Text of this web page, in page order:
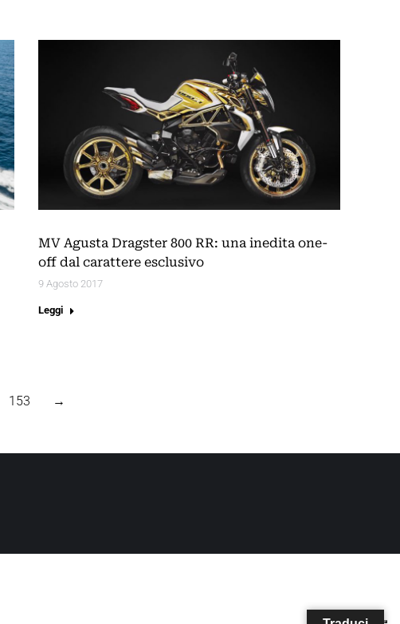
MV Agusta Dragster 800 RR: una inedita one-
off dal carattere esclusivo
9 Agosto 2017
Leggi
153 →